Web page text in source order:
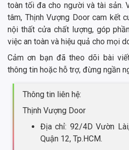
toàn tối đa cho người và tài sản.
tâm, Thịnh Vượng Door cam kết
nội thất cửa chất lượng, góp
việc an toàn và hiệu quả cho mọi
Cảm ơn bạn đã theo dõi bài
thông tin hoặc hỗ trợ, đừng ngần
Thông tin liên hệ:
Thịnh Vượng Door
Địa chỉ: 92/4D Vườn
Quận 12, Tp.HCM.